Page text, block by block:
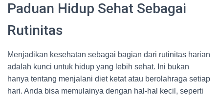
Paduan Hidup Sehat Sebagai
Rutinitas
Menjadikan kesehatan sebagai bagian dari rutinitas harian
adalah kunci untuk hidup yang lebih sehat. Ini bukan
hanya tentang menjalani diet ketat atau berolahraga setiap
hari. Anda bisa memulainya dengan hal-hal kecil, seperti